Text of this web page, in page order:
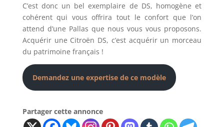
C’est donc un bel exemplaire de DS, homogène et
cohérent qui vous offrira tout le confort que l’on
attend d’une Pallas que nous vous vous proposons.
Acquérir une Citroën DS, c’est acquérir un morceau
du patrimoine français !
Demandez une expertise de ce modèle
Partager cette annonce